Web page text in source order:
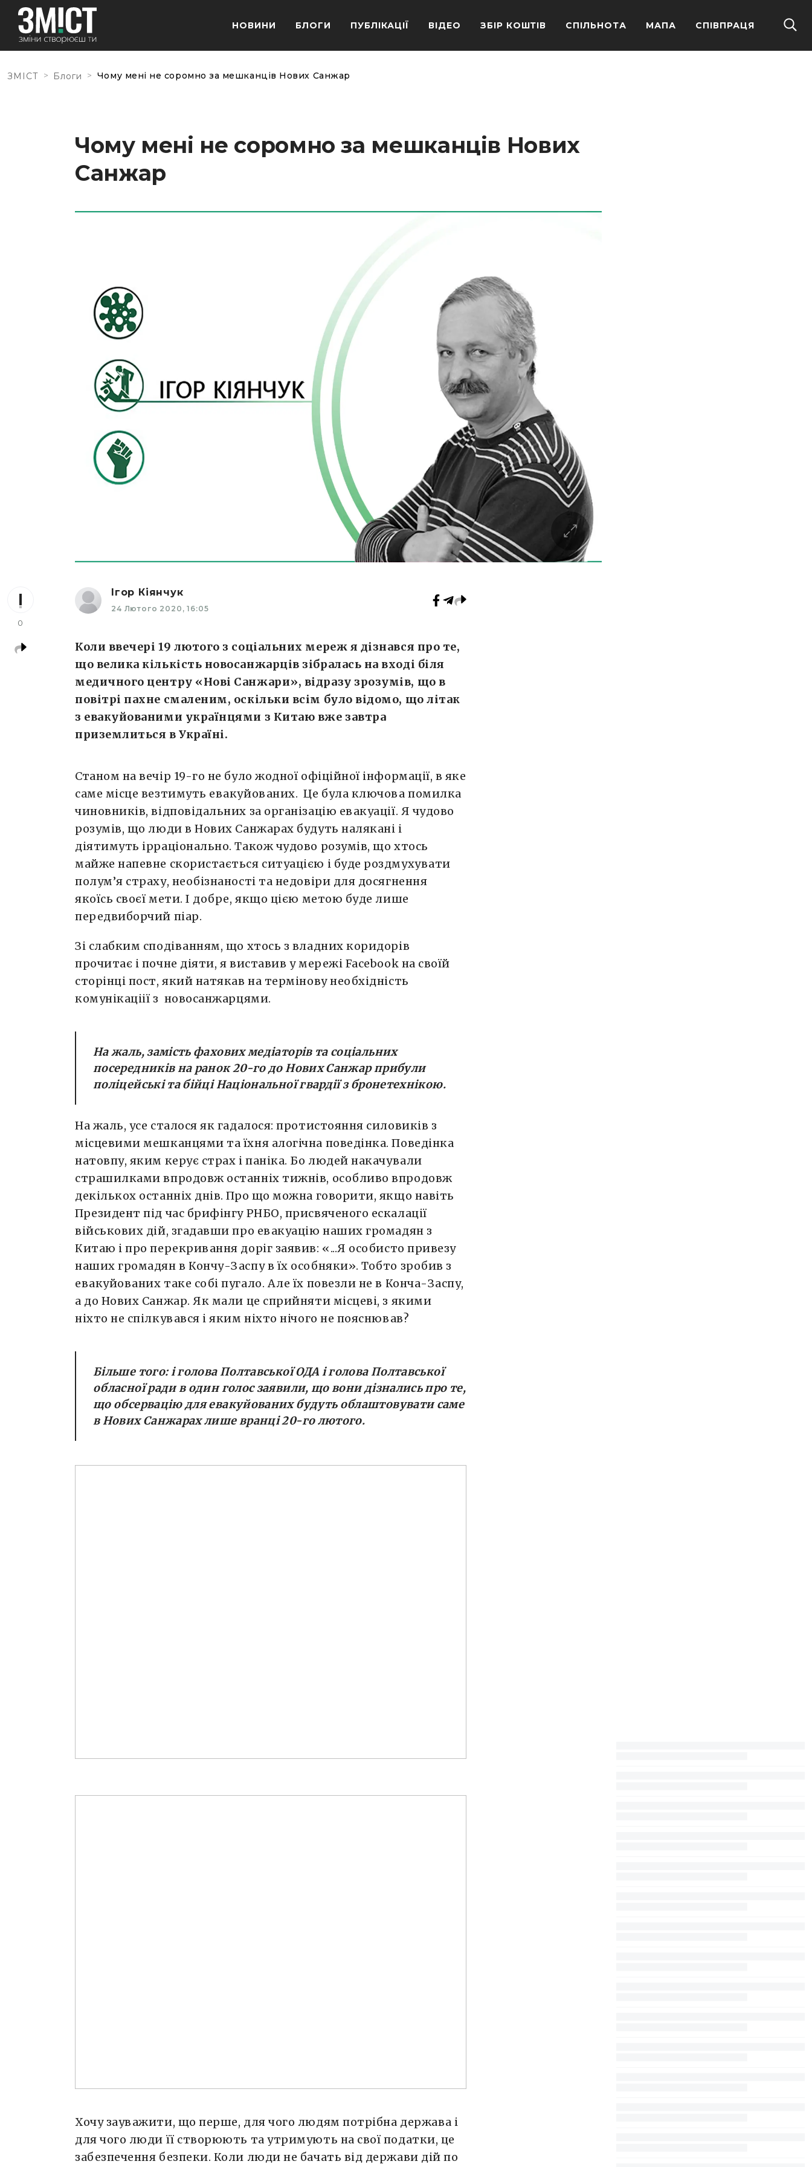
НОВИНИ БЛОГИ ПУБЛІКАЦІЇ ВІДЕО ЗБІР КОШТІВ СПІЛЬНОТА МАПА СПІВПРАЦЯ
ЗМІСТ > Блоги > Чому мені не соромно за мешканців Нових Санжар
Чому мені не соромно за мешканців Нових
Санжар
0
Ігор Кіянчук
24 Лютого 2020, 16:05
Коли ввечері 19 лютого з соціальних мереж я дізнався про те,
що велика кількість новосанжарців зібралась на вході біля
медичного центру «Нові Санжари», відразу зрозумів, що в
повітрі пахне смаленим, оскільки всім було відомо, що літак
з евакуйованими українцями з Китаю вже завтра
приземлиться в Україні.
Станом на вечір 19-го не було жодної офіційної інформації, в яке
саме місце везтимуть евакуйованих. Це була ключова помилка
чиновників, відповідальних за організацію евакуації. Я чудово
розумів, що люди в Нових Санжарах будуть налякані і
діятимуть ірраціонально. Також чудово розумів, що хтось
майже напевне скористається ситуацією і буде роздмухувати
полум’я страху, необізнаності та недовіри для досягнення
якоїсь своєї мети. І добре, якщо цією метою буде лише
передвиборчий піар.
Зі слабким сподіванням, що хтось з владних коридорів
прочитає і почне діяти, я виставив у мережі Facebook на своїй
сторінці пост, який натякав на термінову необхідність
комунікаціії з новосанжарцями.
На жаль, замість фахових медіаторів та соціальних
посередників на ранок 20-го до Нових Санжар прибули
поліцейські та бійці Національної гвардії з бронетехнікою.
На жаль, усе сталося як гадалося: протистояння силовиків з
місцевими мешканцями та їхня алогічна поведінка. Поведінка
натовпу, яким керує страх і паніка. Бо людей накачували
страшилками впродовж останніх тижнів, особливо впродовж
декількох останніх днів. Про що можна говорити, якщо навіть
Президент під час брифінгу РНБО, присвяченого ескалації
військових дій, згадавши про евакуацію наших громадян з
Китаю і про перекривання доріг заявив: «...Я особисто привезу
наших громадян в Кончу-Заспу в їх особняки». Тобто зробив з
евакуйованих таке собі пугало. Але їх повезли не в Конча-Заспу,
а до Нових Санжар. Як мали це сприйняти місцеві, з якими
ніхто не спілкувався і яким ніхто нічого не пояснював?
Більше того: і голова Полтавської ОДА і голова Полтавської
обласної ради в один голос заявили, що вони дізнались про те,
що обсервацію для евакуйованих будуть облаштовувати саме
в Нових Санжарах лише вранці 20-го лютого.
Хочу зауважити, що перше, для чого людям потрібна держава і
для чого люди її створюють та утримують на свої податки, це
забезпечення безпеки. Коли люди не бачать від держави дій по